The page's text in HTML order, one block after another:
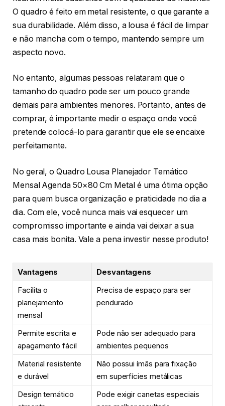
O quadro é feito em metal resistente, o que garante a
sua durabilidade. Além disso, a lousa é fácil de limpar
e não mancha com o tempo, mantendo sempre um
aspecto novo.
No entanto, algumas pessoas relataram que o
tamanho do quadro pode ser um pouco grande
demais para ambientes menores. Portanto, antes de
comprar, é importante medir o espaço onde você
pretende colocá-lo para garantir que ele se encaixe
perfeitamente.
No geral, o Quadro Lousa Planejador Temático
Mensal Agenda 50×80 Cm Metal é uma ótima opção
para quem busca organização e praticidade no dia a
dia. Com ele, você nunca mais vai esquecer um
compromisso importante e ainda vai deixar a sua
casa mais bonita. Vale a pena investir nesse produto!
Vantagens
Desvantagens
Facilita o
planejamento
mensal
Precisa de espaço para ser
pendurado
Permite escrita e
apagamento fácil
Pode não ser adequado para
ambientes pequenos
Material resistente
e durável
Não possui ímãs para fixação
em superfícies metálicas
Design temático
Pode exigir canetas especiais